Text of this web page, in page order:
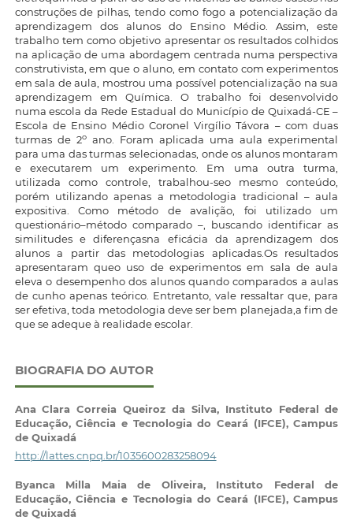
construções de pilhas, tendo como fogo a potencialização da
aprendizagem dos alunos do Ensino Médio. Assim, este
trabalho tem como objetivo apresentar os resultados colhidos
na aplicação de uma abordagem centrada numa perspectiva
construtivista, em que o aluno, em contato com experimentos
em sala de aula, mostrou uma possível potencialização na sua
aprendizagem em Química. O trabalho foi desenvolvido
numa escola da Rede Estadual do Município de Quixadá-CE –
Escola de Ensino Médio Coronel Virgílio Távora – com duas
turmas de 2oano. Foram aplicada uma aula experimental
para uma das turmas selecionadas, onde os alunos montaram
e executarem um experimento. Em uma outra turma,
utilizada como controle, trabalhou-seo mesmo conteúdo,
porém utilizando apenas a metodologia tradicional – aula
expositiva. Como método de avalição, foi utilizado um
questionário–método comparado –, buscando identificar as
similitudes e diferençasna eficácia da aprendizagem dos
alunos a partir das metodologias aplicadas.Os resultados
apresentaram queo uso de experimentos em sala de aula
eleva o desempenho dos alunos quando comparados a aulas
de cunho apenas teórico. Entretanto, vale ressaltar que, para
ser efetiva, toda metodologia deve ser bem planejada,a fim de
que se adeque à realidade escolar.
BIOGRAFIA DO AUTOR
Ana Clara Correia Queiroz da Silva, Instituto Federal de
Educação, Ciência e Tecnologia do Ceará (IFCE), Campus
de Quixadá
http://lattes.cnpq.br/1035600283258094
Byanca Milla Maia de Oliveira, Instituto Federal de
Educação, Ciência e Tecnologia do Ceará (IFCE), Campus
de Quixadá